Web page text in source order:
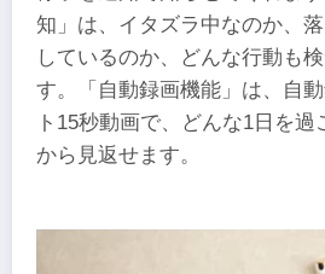
知」は、イタズラ中なのか、
しているのか、どんな行動も
す。「自動録画機能」は、自
ト15秒動画で、どんな1日を
から見返せます。